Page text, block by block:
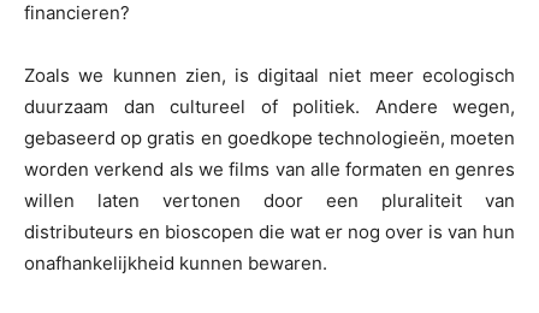
financieren?
Zoals we kunnen zien, is digitaal niet meer ecologisch
duurzaam dan cultureel of politiek. Andere wegen,
gebaseerd op gratis en goedkope technologieën, moeten
worden verkend als we films van alle formaten en genres
willen laten vertonen door een pluraliteit van
distributeurs en bioscopen die wat er nog over is van hun
onafhankelijkheid kunnen bewaren.